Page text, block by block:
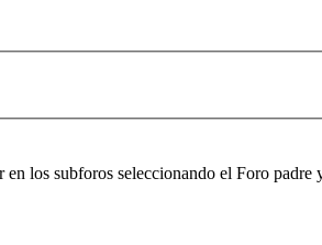
los subforos seleccionando el Foro